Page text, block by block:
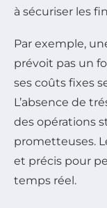
à sécuriser les
Par exemple,
prévoit pas un
ses coûts fixes
L’absence de
des opérations
prometteuses.
et précis pour
temps réel.